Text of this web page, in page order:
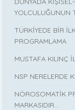
YOLCULUĞUNUN
TÜRKİYEDE BİR
PROGRAMLAMA
MUSTAFA KILINÇ
NSP NERELERDE
NÖROSOMATİK
MARKASIDIR…